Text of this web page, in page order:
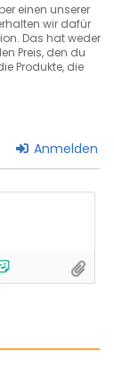
einen unserer
wir dafür
Das hat weder
Preis, den du
Produkte, die
Anmelden